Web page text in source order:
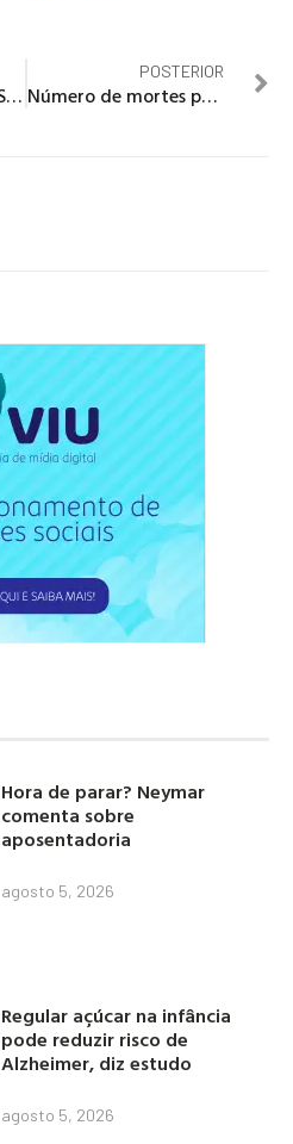
Flávia Arruda ajuda Saúde
POSTERIOR
Número de mortes por covid-19 no país se aproxima de 2 mil
Hora de parar? Neymar
comenta sobre
aposentadoria
agosto 5, 2026
Regular açúcar na infância
pode reduzir risco de
Alzheimer, diz estudo
agosto 5, 2026